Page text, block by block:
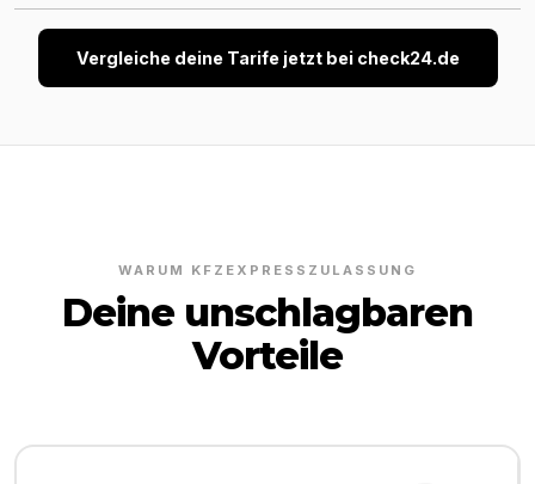
Vergleiche deine Tarife jetzt bei check24.de
WARUM KFZEXPRESSZULASSUNG
Deine unschlagbaren
Vorteile